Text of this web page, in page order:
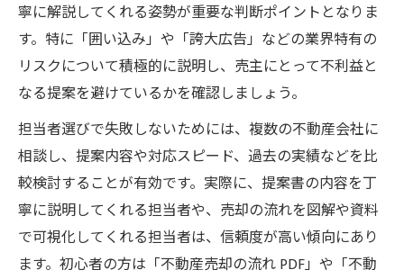
寧に解説してくれる姿勢が重要な判断ポイントとなりま
す。特に「囲い込み」や「誇大広告」などの業界特有の
リスクについて積極的に説明し、売主にとって不利益と
なる提案を避けているかを確認しましょう。
担当者選びで失敗しないためには、複数の不動産会社に
相談し、提案内容や対応スピード、過去の実績などを比
較検討することが有効です。実際に、提案書の内容を丁
寧に説明してくれる担当者や、売却の流れを図解や資料
で可視化してくれる担当者は、信頼度が高い傾向にあり
ます。初心者の方は「不動産売却の流れ PDF」や「不動